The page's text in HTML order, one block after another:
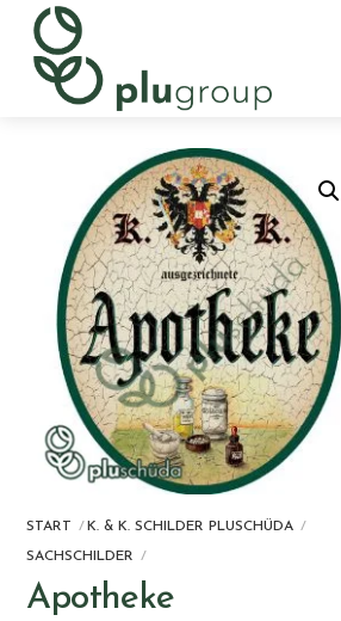
Skip
content
START K. & K. SCHILDER PLUSCHÜDA
SACHSCHILDER
Apotheke